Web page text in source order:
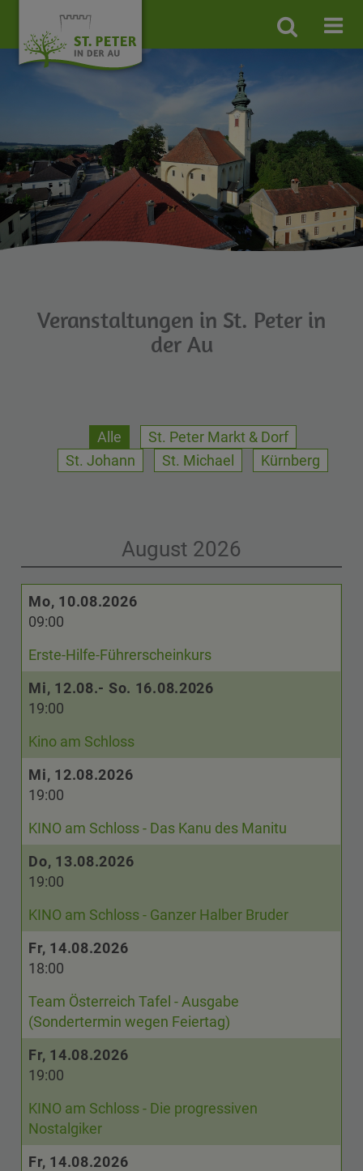
Site
search
Veranstaltungen in St. Peter in
der Au
Alle
St. Peter Markt & Dorf
St. Johann
St. Michael Kürnberg
August 2026
Mo, 10.08.2026
09:00
Erste-Hilfe-Führerscheinkurs
Mi, 12.08.- So. 16.08.2026
19:00
Kino am Schloss
Mi, 12.08.2026
19:00
KINO am Schloss - Das Kanu des Manitu
Do, 13.08.2026
19:00
KINO am Schloss - Ganzer Halber Bruder
Fr, 14.08.2026
18:00
Team Österreich Tafel - Ausgabe
(Sondertermin wegen Feiertag)
Fr, 14.08.2026
19:00
KINO am Schloss - Die progressiven
Nostalgiker
Fr, 14.08.2026